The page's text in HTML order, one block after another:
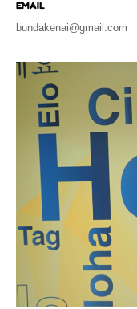
EMAIL
bundakenai@gmail.com